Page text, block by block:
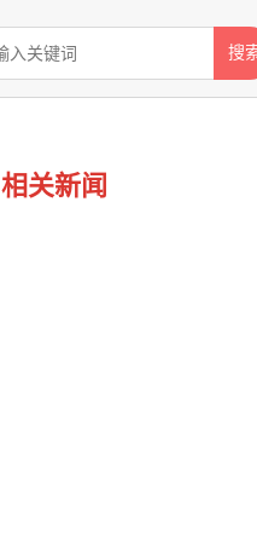
搜
相关新闻